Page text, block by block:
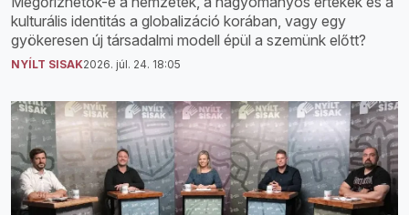
kulturális identitás a globalizáció korában, vagy egy
gyökeresen új társadalmi modell épül a szemünk előtt?
NYÍLT SISAK2026. júl. 24. 18:05